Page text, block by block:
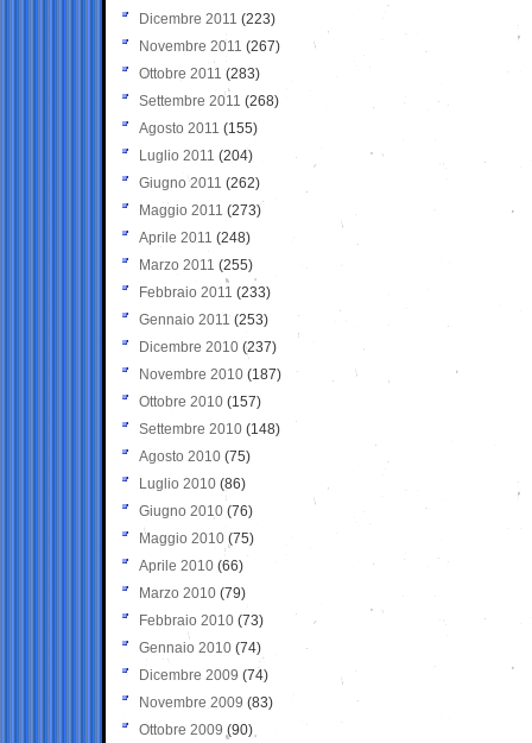
Dicembre 2011 (223)
Novembre 2011 (267)
Ottobre 2011 (283)
Settembre 2011 (268)
Agosto 2011 (155)
Luglio 2011 (204)
Giugno 2011 (262)
Maggio 2011 (273)
Aprile 2011 (248)
Marzo 2011 (255)
Febbraio 2011 (233)
Gennaio 2011 (253)
Dicembre 2010 (237)
Novembre 2010 (187)
Ottobre 2010 (157)
Settembre 2010 (148)
Agosto 2010 (75)
Luglio 2010 (86)
Giugno 2010 (76)
Maggio 2010 (75)
Aprile 2010 (66)
Marzo 2010 (79)
Febbraio 2010 (73)
Gennaio 2010 (74)
Dicembre 2009 (74)
Novembre 2009 (83)
Ottobre 2009 (90)